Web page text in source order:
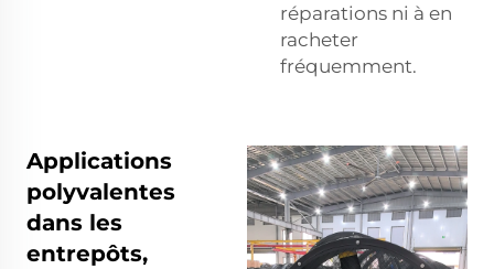
réparations ni à en
racheter
fréquemment.
Applications
polyvalentes
dans les
entrepôts,